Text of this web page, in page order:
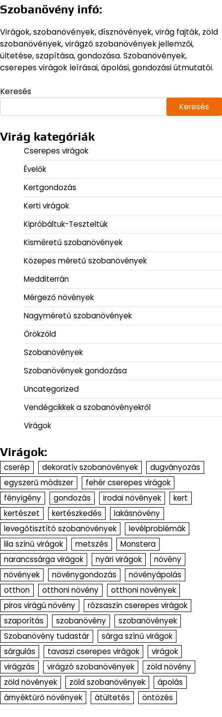
Szobanövény infó:
Virágok, szobanövények, dísznövények, virág fajták, zöld
szobanövények, virágzó szobanövények jellemzői,
ültetése, szapítása, gondozása. Szobanövények,
cserepes virágok leírásai, ápolási, gondozási útmutatói.
Keresés
Keresés
Virág kategóriák
Cserepes virágok
Évelők
Kertgondozás
Kerti virágok
Kipróbáltuk-Teszteltük
Kisméretű szobanövények
Közepes méretű szobanövények
Medditerrán
Mérgező növények
Nagyméretű szobanövények
Örökzöld
Szobanövények
Szobanövények gondozása
Uncategorized
Vendégcikkek a szobanövényekről
Virágok
Virágok:
cserép dekoratív szobanövények
dugványozás
egyszerű módszer
fehér cserepes virágok
fényigény
gondozás irodai növények
kert
kertészet
kertészkedés
lakásnövény
levegőtisztító szobanövények
levélproblémák
lila színű virágok
metszés
Monstera
narancssárga virágok
nyári virágok
növény
növények
növénygondozás
növényápolás
otthon
otthoni növény
otthoni növények
piros virágú növény
rózsaszín cserepes virágok
szaporítás
szobanövény
szobanövények
Szobanövény tudastár
sárga színű virágok
sárgulás
tavaszi cserepes virágok
virágok
virágzás
virágzó szobanövények
zöld növény
zöld növények
zöld szobanövények
ápolás
árnyéktűrő növények
átültetés öntözés